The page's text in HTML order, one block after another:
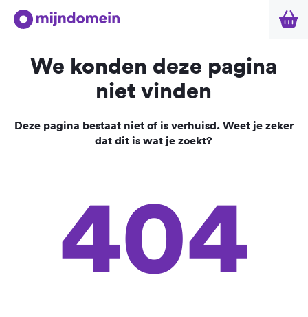
We konden deze pagina
niet vinden
Deze pagina bestaat niet of is verhuisd. Weet je zeker
dat dit is wat je zoekt?
404